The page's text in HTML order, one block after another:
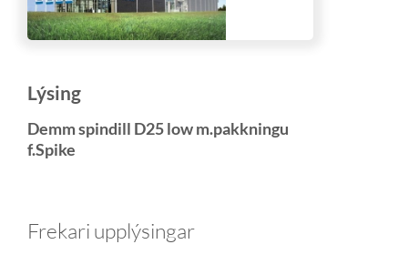
Lýsing
Demm spindill D25 low m.pakkningu
f.Spike
Frekari upplýsingar